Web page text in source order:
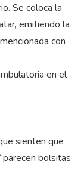
Se coloca la
emitiendo la
con
en el
sienten que
bolsitas